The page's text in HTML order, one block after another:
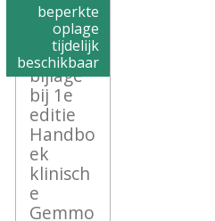
beperkte
oplage
tijdelijk
beschikbaar
bijlage
bij 1e
editie
Handbo
ek
klinisch
e
Gemmo